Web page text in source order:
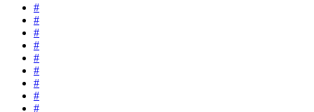
#
#
#
#
#
#
#
#
#